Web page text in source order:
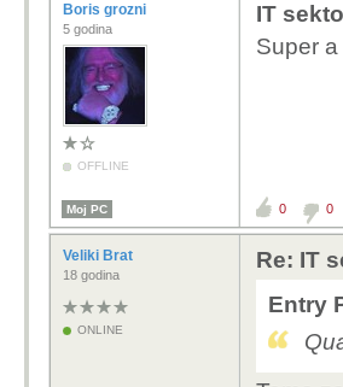
Boris grozni
5 godina
OFFLINE
IT
Super
Moj PC 0 0
Veliki Brat
18 godina
ONLINE
Re: IT
Entry